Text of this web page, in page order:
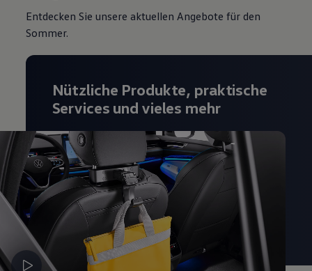
Entdecken Sie unsere aktuellen Angebote für den
Sommer.
Nützliche Produkte, praktische
Services und vieles mehr